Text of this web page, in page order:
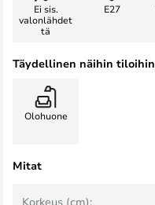
Ei sis.
valonlähdet
tä
E27
Täydellinen näihin tiloihin
Olohuone
Mitat
Korkeus (cm):